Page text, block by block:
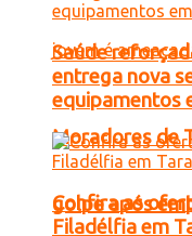
Moradores de
golpe após
Saúde
entrega nova
equipamentos
Confira as
Filadélfia em